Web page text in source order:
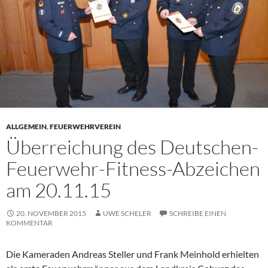
ALLGEMEIN,FEUERWEHRVEREIN
Überreichung des Deutschen-
Feuerwehr-Fitness-Abzeichen
am 20.11.15
20. NOVEMBER 2015 UWE SCHELER
SCHREIBE EINEN
KOMMENTAR
Die Kameraden Andreas Steller und Frank Meinhold erhielten